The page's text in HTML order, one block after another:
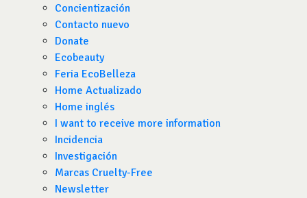
Concientización
Contacto nuevo
Donate
Ecobeauty
Feria EcoBelleza
Home Actualizado
Home inglés
I want to receive more information
Incidencia
Investigación
Marcas Cruelty-Free
Newsletter